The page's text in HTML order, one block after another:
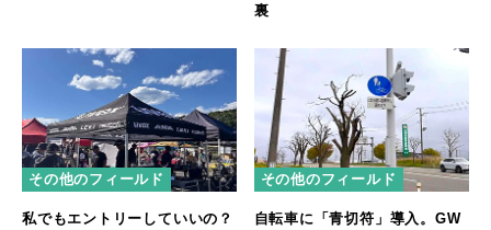
裏
その他のフィールド
私でもエントリーしていいの？
その他のフィールド
自転車に「青切符」導入。GW